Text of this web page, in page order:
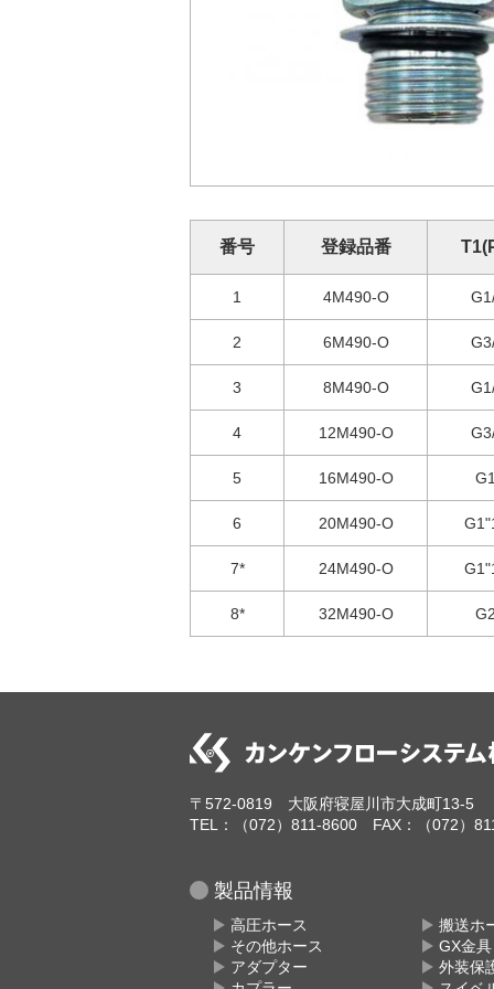
番号 登録品番
1 4M490-O
2 6M490-O
3 8M490-O
4 12M490-O
5 16M490-O
6 20M490-O
7* 24M490-O
8* 32M490-O
〒572-0819 大阪府寝屋川市大成町13-5
TEL：（072）811-8600 FAX：（072）
製品情報
高圧ホース
搬送ホ
その他ホース
GX金
アダプター
外装保